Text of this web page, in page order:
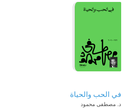
في الحب والحياة
د. مصطفى محمود